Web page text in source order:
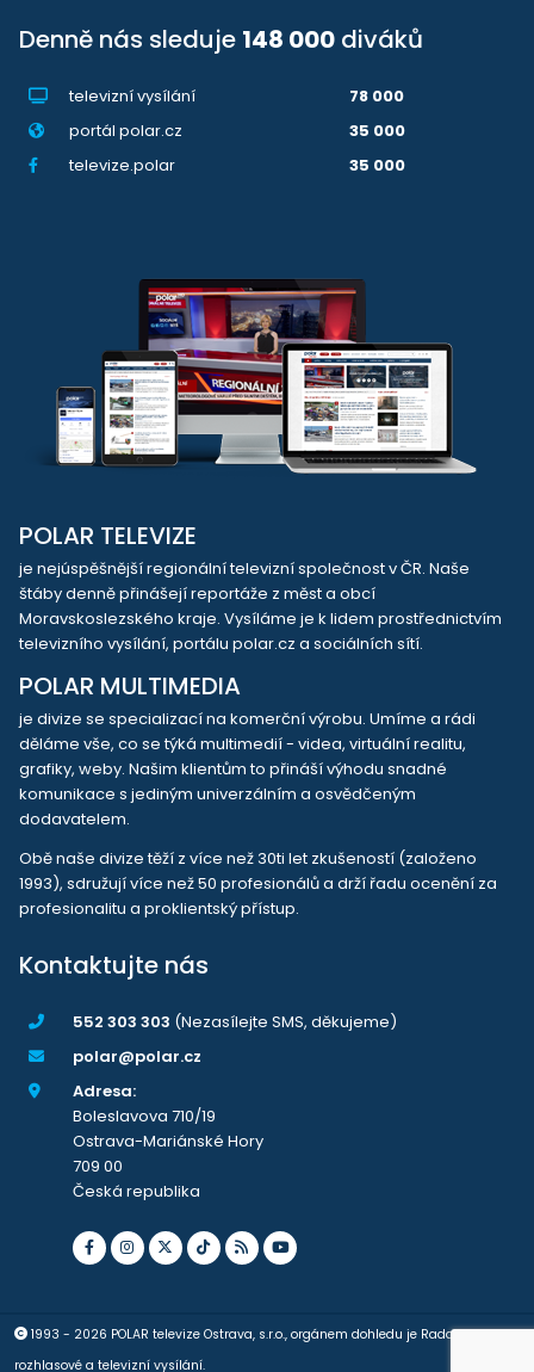
Denně nás sleduje 148 000 diváků
televizní vysílání
78 000
portál polar.cz
35 000
televize.polar
35 000
POLAR TELEVIZE
je nejúspěšnější regionální televizní společnost v ČR. Naše
štáby denně přinášejí reportáže z měst a obcí
Moravskoslezského kraje. Vysíláme je k lidem prostřednictvím
televizního vysílání, portálu polar.cz a sociálních sítí.
POLAR MULTIMEDIA
je divize se specializací na komerční výrobu. Umíme a rádi
děláme vše, co se týká multimedií - videa, virtuální realitu,
grafiky, weby. Našim klientům to přináší výhodu snadné
komunikace s jediným univerzálním a osvědčeným
dodavatelem.
Obě naše divize těží z více než 30ti let zkušeností (založeno
1993), sdružují více než 50 profesionálů a drží řadu ocenění za
profesionalitu a proklientský přístup.
Kontaktujte nás
552 303 303 (Nezasílejte SMS, děkujeme)
polar@polar.cz
Adresa:
Boleslavova 710/19
Ostrava-Mariánské Hory
709 00
Česká republika
1993 - 2026 POLAR televize Ostrava, s.r.o., orgánem dohledu je Rada pro
rozhlasové a televizní vysílání.